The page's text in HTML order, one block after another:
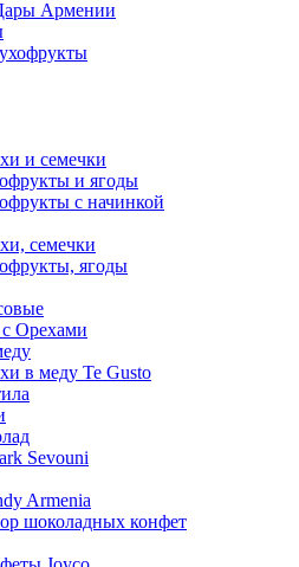
Армении
и семечки
и ягоды
с начинкой
семечки
ягоды
Орехами
в меду Te Gusto
Sevouni
Armenia
шоколадных конфет